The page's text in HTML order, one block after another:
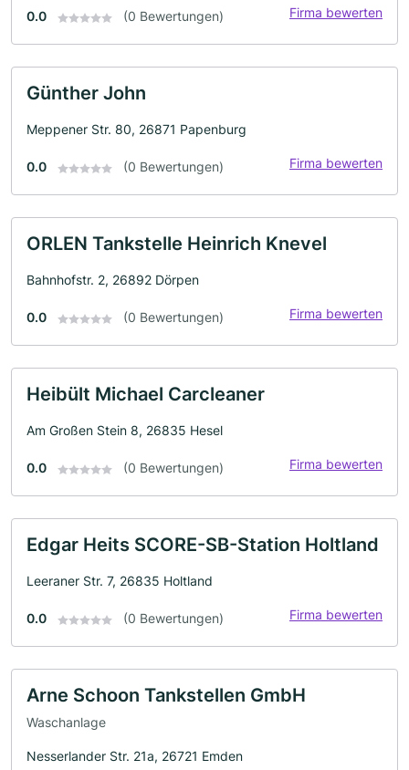
0.0 (0 Bewertungen) Firma bewerten
Günther John
Meppener Str. 80, 26871 Papenburg
0.0 (0 Bewertungen) Firma bewerten
ORLEN Tankstelle Heinrich Knevel
Bahnhofstr. 2, 26892 Dörpen
0.0 (0 Bewertungen) Firma bewerten
Heibült Michael Carcleaner
Am Großen Stein 8, 26835 Hesel
0.0 (0 Bewertungen) Firma bewerten
Edgar Heits SCORE-SB-Station Holtland
Leeraner Str. 7, 26835 Holtland
0.0 (0 Bewertungen) Firma bewerten
Arne Schoon Tankstellen GmbH
Waschanlage
Nesserlander Str. 21a, 26721 Emden